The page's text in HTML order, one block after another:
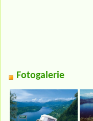
Fotogalerie